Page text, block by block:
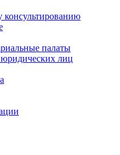
палаты
лиц